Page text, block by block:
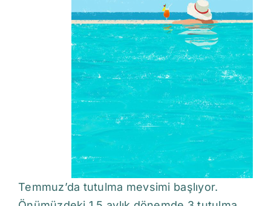
Temmuz’da tutulma mevsimi başlıyor.